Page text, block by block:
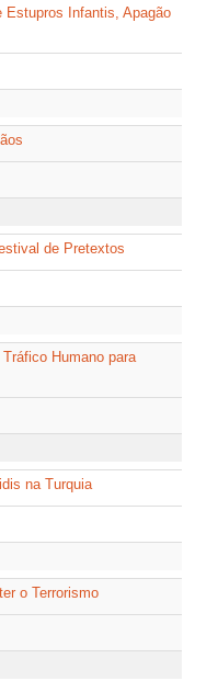
Estupros Infantis, Apagão
de Pretextos
Humano para
na Turquia
o Terrorismo